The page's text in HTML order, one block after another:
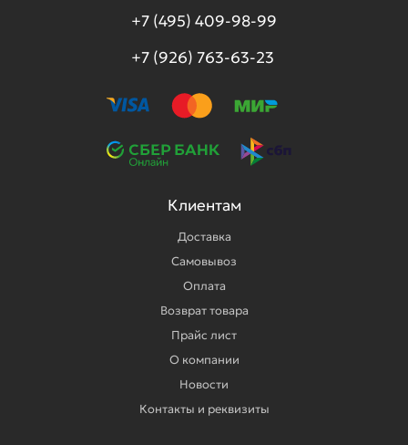
+7 (495) 409-98-99
+7 (926) 763-63-23
Клиентам
Доставка
Самовывоз
Оплата
Возврат товара
Прайс лист
О компании
Новости
Контакты и реквизиты